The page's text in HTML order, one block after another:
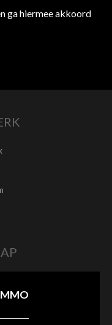
ga hiermee akkoord